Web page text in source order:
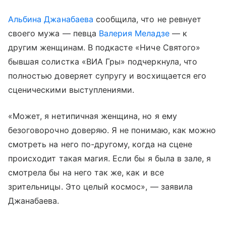
Альбина Джанабаева сообщила, что не ревнует
своего мужа — певца Валерия Меладзе— к
другим женщинам. В подкасте «Ниче Святого»
бывшая солистка «ВИА Гры» подчеркнула, что
полностью доверяет супругу и восхищается его
сценическими выступлениями.
«Может, я нетипичная женщина, но я ему
безоговорочно доверяю. Я не понимаю, как можно
смотреть на него по-другому, когда на сцене
происходит такая магия. Если бы я была в зале, я
смотрела бы на него так же, как и все
зрительницы. Это целый космос», — заявила
Джанабаева.